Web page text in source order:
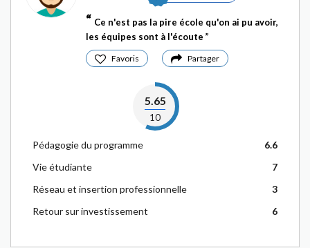
Ce n'est pas la pire école qu'on ai pu avoir,
les équipes sont à l'écoute
Favoris Partager
5.65
10
Pédagogie du programme
6.6
Vie étudiante
7
Réseau et insertion professionnelle
3
Retour sur investissement
6